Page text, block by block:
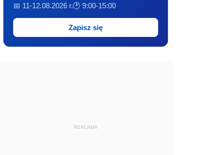
📅 11-12.08.2026 r.🕐 9:00-15:00
Zapisz się
REKLAMA